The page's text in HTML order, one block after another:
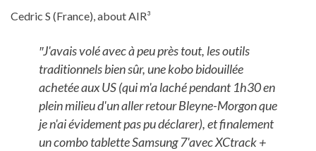
Cedric S (France), about AIR³
″J'avais volé avec à peu près tout, les outils
traditionnels bien sûr, une kobo bidouillée
achetée aux US (qui m'a laché pendant 1h30 en
plein milieu d'un aller retour Bleyne-Morgon que
je n'ai évidement pas pu déclarer), et finalement
un combo tablette Samsung 7'avec XCtrack +